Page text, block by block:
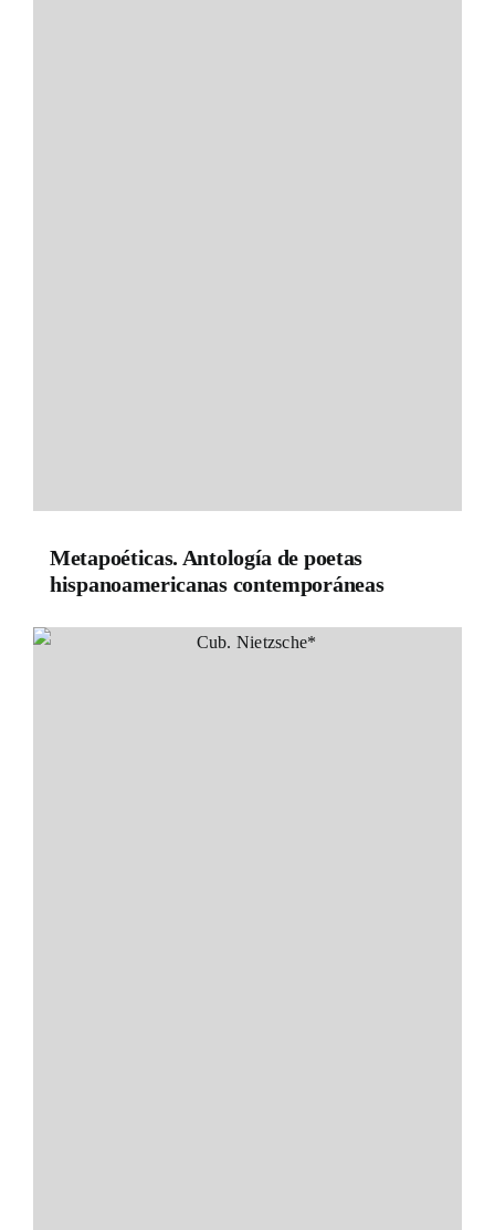
Metapoéticas. Antología de poetas
hispanoamericanas contemporáneas